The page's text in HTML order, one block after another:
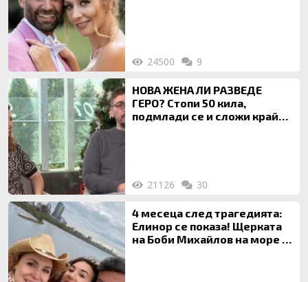
24500 9
НОВА ЖЕНА ЛИ РАЗВЕДЕ
ГЕРО? Стопи 50 кила,
подмлади се и сложи край
21126 30
4 месеца след трагедията:
Елинор се показа! Щерката
на Боби Михайлов на море с